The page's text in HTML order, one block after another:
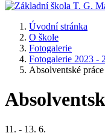
Úvodní stránka
O škole
Fotogalerie
Fotogalerie 2023 -
Absolventské
11. - 13. 6.